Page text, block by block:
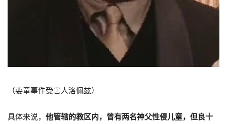
（娈童事件受害人洛佩兹）
具体来说， 他管辖的教区内，曾有两名神父性侵儿童，但良十